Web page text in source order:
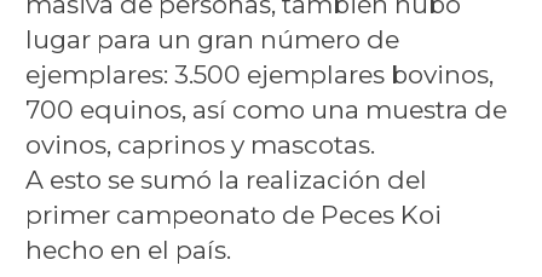
lugar para un gran número de
ejemplares: 3.500 ejemplares bovinos,
700 equinos, así como una muestra de
ovinos, caprinos y mascotas.
A esto se sumó la realización del
primer campeonato de Peces Koi
hecho en el país.